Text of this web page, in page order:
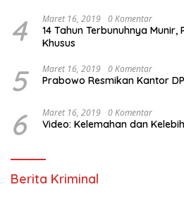
4 Maret 16, 2019 0 Komentar
14 Tahun Terbunuhnya
Khusus
5 Maret 16, 2019 0 Komentar
Prabowo Resmikan Kantor
6 Maret 16, 2019 0 Komentar
Video: Kelemahan dan
Berita Kriminal